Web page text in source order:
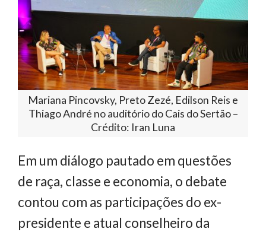
Mariana Pincovsky, Preto Zezé, Edilson Reis e
Thiago André no auditório do Cais do Sertão –
Crédito: Iran Luna
Em um diálogo pautado em questões
de raça, classe e economia, o debate
contou com as participações do ex-
presidente e atual conselheiro da